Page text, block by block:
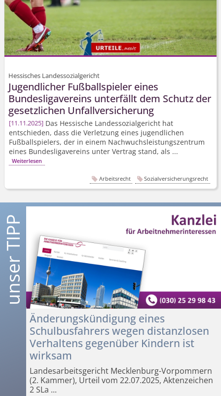
Hessisches Landessozialgericht
Jugendlicher Fußballspieler eines
Bundesligavereins unterfällt dem Schutz der
gesetzlichen Unfallversicherung
11.11.2025 Das Hessische Landessozialgericht hat
entschieden, dass die Verletzung eines jugendlichen
Fußballspielers, der in einem Nachwuchs­leistungs­zentrum
eines Bundesligavereins unter Vertrag stand, als ...
Weiterlesen
Arbeitsrecht Sozialversicherungsrecht
Änderungskündigung eines
Schulbusfahrers wegen distanzlosen
Verhaltens gegenüber Kindern ist
wirksam
Landesarbeits­gericht Mecklenburg-Vorpommern
(2. Kammer), Urteil vom 22.07.2025, Aktenzeichen
2 SLa ...